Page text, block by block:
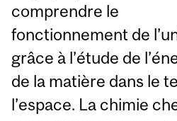
comprendre le
fonctionnement de
grâce à l’étude de
de la matière dans le
l’espace. La chimie